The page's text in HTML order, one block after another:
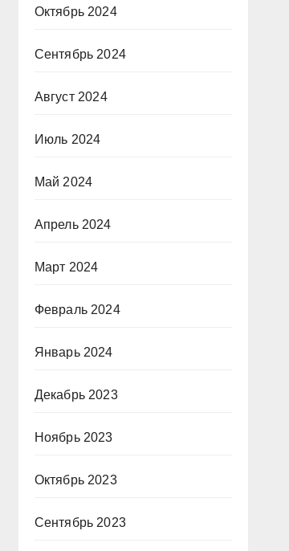
Октябрь 2024
Сентябрь 2024
Август 2024
Июль 2024
Май 2024
Апрель 2024
Март 2024
Февраль 2024
Январь 2024
Декабрь 2023
Ноябрь 2023
Октябрь 2023
Сентябрь 2023